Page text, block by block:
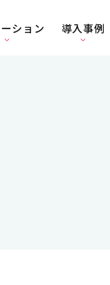
ション 導入事例